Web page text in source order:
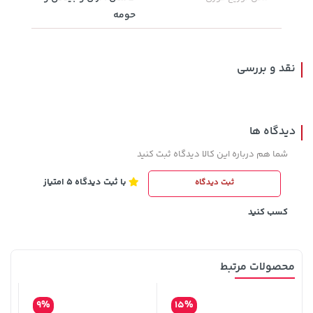
5,630,000 تومان
6,580,000
4,279,000 تومان
5,454,000
3,880,000
خرید
1,849,000 تومان
حومه
نقد و بررسی
دیدگاه ها
شما هم درباره این کالا دیدگاه ثبت کنید
ثبت دیدگاه با ثبت دیدگاه 5 امتیاز
کسب کنید
محصولات مرتبط
15%
9%